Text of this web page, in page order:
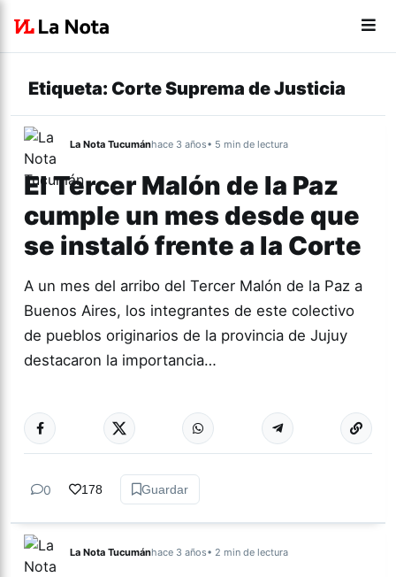
Etiqueta: Corte Suprema de Justicia
La Nota Tucumánhace 3 años• 5 min de lectura
El Tercer Malón de la Paz
cumple un mes desde que
se instaló frente a la Corte
A un mes del arribo del Tercer Malón de la Paz a
Buenos Aires, los integrantes de este colectivo
de pueblos originarios de la provincia de Jujuy
destacaron la importancia…
DERECHOS
HUMANOS
Más
0 178 Guardar
La Nota Tucumánhace 3 años• 2 min de lectura